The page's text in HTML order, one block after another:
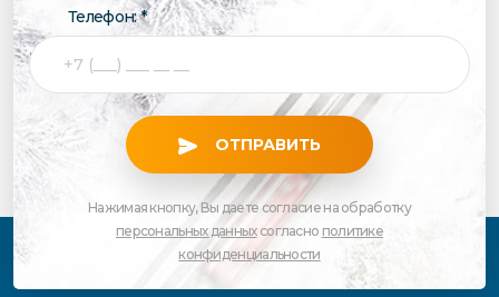
Телефон: *
ОТПРАВИТЬ
Нажимая кнопку, Вы даете согласие на обработку
персональных данныхсогласно политике
конфиденциальности